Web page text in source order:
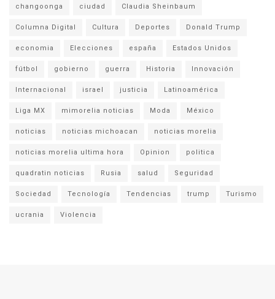
changoonga ciudad Claudia Sheinbaum
Columna Digital Cultura Deportes Donald Trump
economia Elecciones españa Estados Unidos
fútbol gobierno guerra Historia Innovación
Internacional israel justicia Latinoamérica
Liga MX mimorelia noticias Moda México
noticias noticias michoacan noticias morelia
noticias morelia ultima hora Opinion politica
quadratin noticias Rusia salud Seguridad
Sociedad Tecnología Tendencias trump Turismo
ucrania Violencia